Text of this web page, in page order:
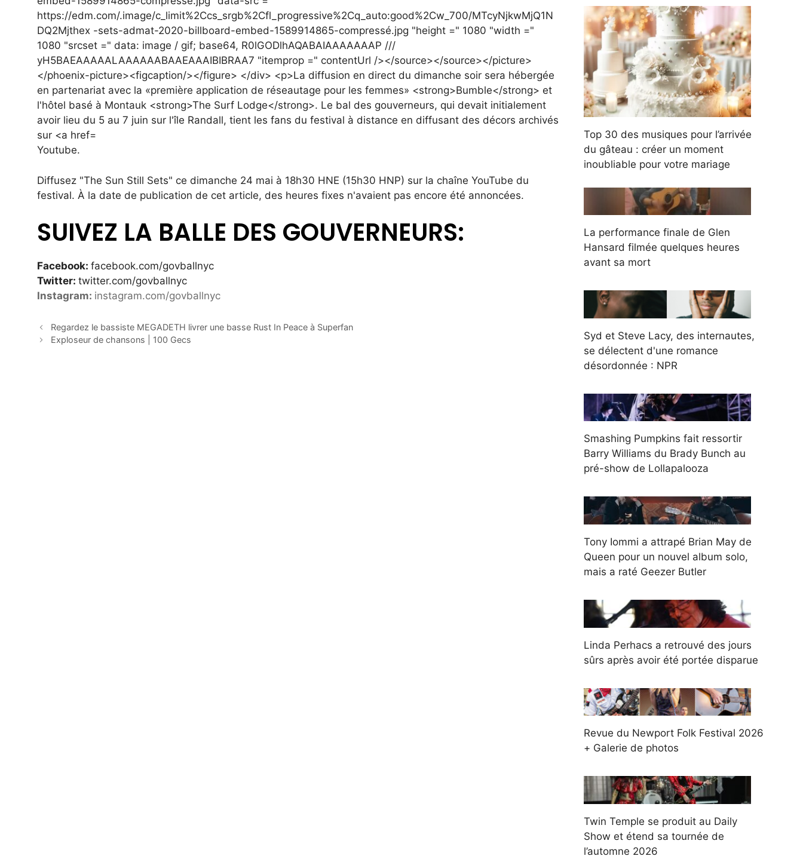
Youtube.
Diffusez "The Sun Still Sets" ce dimanche 24 mai à 18h30 HNE (15h30 HNP) sur la chaîne YouTube du
festival. À la date de publication de cet article, des heures fixes n'avaient pas encore été annoncées.
SUIVEZ LA BALLE DES GOUVERNEURS:
Facebook: facebook.com/govballnyc
Twitter: twitter.com/govballnyc
Instagram: instagram.com/govballnyc
Regardez le bassiste MEGADETH livrer une basse Rust In Peace à Superfan
Exploseur de chansons | 100 Gecs
Top 30 des musiques pour l’arrivée
du gâteau : créer un moment
inoubliable pour votre mariage
La performance finale de Glen
Hansard filmée quelques heures
avant sa mort
Syd et Steve Lacy, des internautes,
se délectent d'une romance
désordonnée : NPR
Smashing Pumpkins fait ressortir
Barry Williams du Brady Bunch au
pré-show de Lollapalooza
Tony Iommi a attrapé Brian May de
Queen pour un nouvel album solo,
mais a raté Geezer Butler
Linda Perhacs a retrouvé des jours
sûrs après avoir été portée disparue
Revue du Newport Folk Festival 2026
+ Galerie de photos
Twin Temple se produit au Daily
Show et étend sa tournée de
l’automne 2026